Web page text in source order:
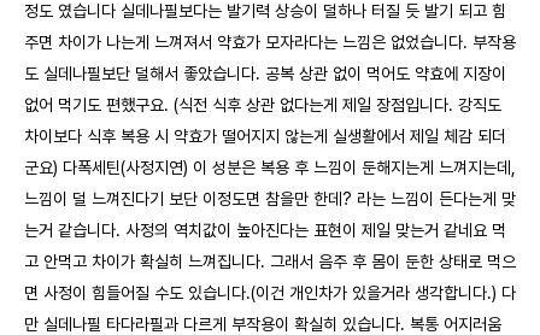
정도 였습니다 실데나필보다는 발기력 상승이 덜하나 터질 듯 발기 되고 힘
주면 차이가 나는게 느껴져서 약효가 모자라다는 느낌은 없었습니다. 부작용
도 실데나필보단 덜해서 좋았습니다. 공복 상관 없이 먹어도 약효에 지장이
없어 먹기도 편했구요. (식전 식후 상관 없다는게 제일 장점입니다. 강직도
차이보다 식후 복용 시 약효가 떨어지지 않는게 실생활에서 제일 체감 되더
군요) 다폭세틴(사정지연) 이 성분은 복용 후 느낌이 둔해지는게 느껴지는데,
느낌이 덜 느껴진다기 보단 이정도면 참을만 한데? 라는 느낌이 든다는게 맞
는거 같습니다. 사정의 역치값이 높아진다는 표현이 제일 맞는거 같네요 먹
고 안먹고 차이가 확실히 느껴집니다. 그래서 음주 후 몸이 둔한 상태로 먹으
면 사정이 힘들어질 수도 있습니다.(이건 개인차가 있을거라 생각합니다.) 다
만 실데나필 타다라필과 다르게 부작용이 확실히 있습니다. 복통 어지러움